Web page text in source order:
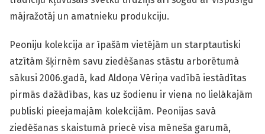
mājražotāj un amatnieku produkciju.
Peoniju kolekcija ar īpašām vietējām un starptautiski
atzītām šķirnēm savu ziedēšanas stāstu arborētumā
sākusi 2006.gadā, kad Aldoņa Vēriņa vadībā iestādītas
pirmās dažādības, kas uz šodienu ir viena no lielākajām
publiski pieejamajām kolekcijām. Peonijas savā
ziedēšanas skaistumā priecē visa mēneša garumā,